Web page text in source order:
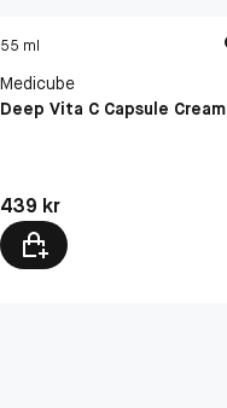
55 ml
Medicube
Deep Vita C Capsule Cream
Pris: 439 kr
439 kr